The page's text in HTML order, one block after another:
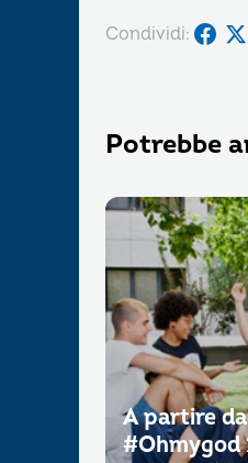
Condividi:
Potrebbe
A partire
#Ohmygod